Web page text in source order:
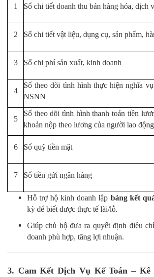
1 Sổ chi tiết doanh thu bán hàng hóa, dịch
2 Sổ chi tiết vật liệu, dụng cụ, sản phẩm,
3 Sổ chi phí sản xuất, kinh doanh
4
Sổ theo dõi tình hình thực hiện nghĩa
NSNN
5
Sổ theo dõi tình hình thanh toán tiền
khoản nộp theo lương của người lao động
6 Sổ quỹ tiền mặt
7 Sổ tiền gửi ngân hàng
Hỗ trợ hộ kinh doanh lập bảng kết
kỳ để biết được thực tế lãi/lỗ.
Giúp chủ hộ đưa ra quyết định điều
doanh phù hợp, tăng lợi nhuận.
3. Cam Kết Dịch Vụ Kế Toán –